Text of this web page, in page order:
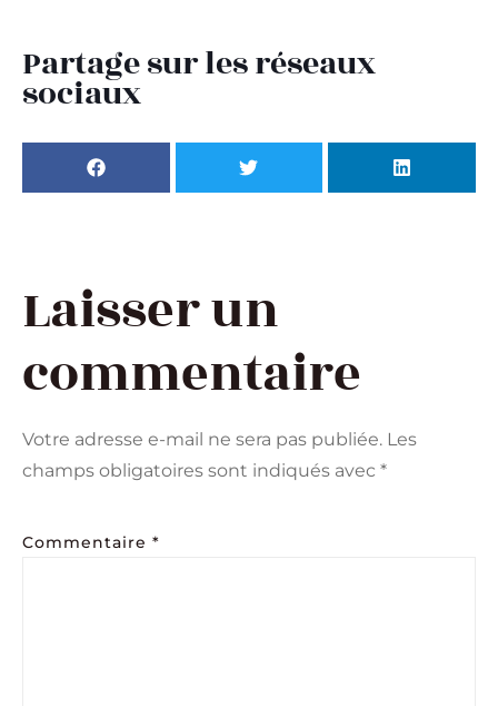
Partage sur les réseaux
sociaux
Laisser un
commentaire
Votre adresse e-mail ne sera pas publiée. Les
champs obligatoires sont indiqués avec *
Commentaire *